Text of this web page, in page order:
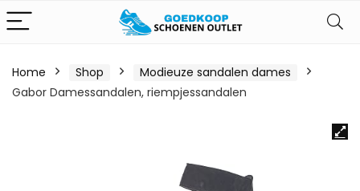
Home Shop
Modieuze sandalen dames
Gabor Damessandalen, riempjessandalen